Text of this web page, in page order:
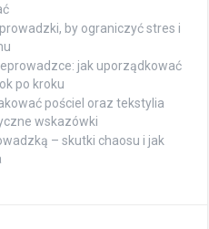
by ograniczyć stres i
jak uporządkować
po kroku
pościel oraz tekstylia
wskazówki
– skutki chaosu i jak